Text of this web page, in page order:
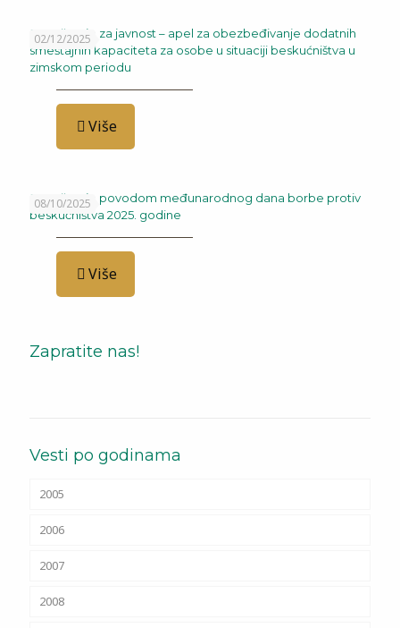
02/12/2025
Saopštenje za javnost – apel za obezbeđivanje dodatnih
smeštajnih kapaciteta za osobe u situaciji beskućništva u
zimskom periodu
Više
08/10/2025
Saopštenje povodom međunarodnog dana borbe protiv
beskućništva 2025. godine
Više
Zapratite nas!
Vesti po godinama
2005
2006
2007
2008